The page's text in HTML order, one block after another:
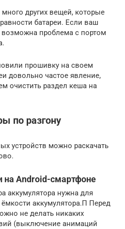
других вещей, которые
батареи. Если ваш
возможна проблема с портом
прошивку на своем
довольно частое явление,
очистить раздел кеша на
по разгону
устройств можно раскачать
на Android-смартфоне
аккумулятора нужна для
ёмкости аккумулятора.П Перед
не делать никаких
(выключение анимаций